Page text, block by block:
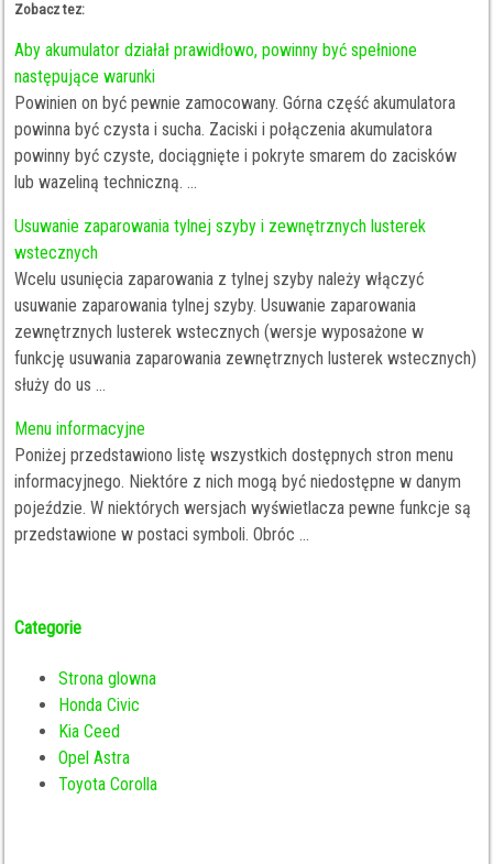
Zobacz tez:
Aby akumulator działał prawidłowo, powinny być spełnione
następujące warunki
Powinien on być pewnie zamocowany. Górna część akumulatora
powinna być czysta i sucha. Zaciski i połączenia akumulatora
powinny być czyste, dociągnięte i pokryte smarem do zacisków
lub wazeliną techniczną. ...
Usuwanie zaparowania tylnej szyby i zewnętrznych lusterek
wstecznych
Wcelu usunięcia zaparowania z tylnej szyby należy włączyć
usuwanie zaparowania tylnej szyby. Usuwanie zaparowania
zewnętrznych lusterek wstecznych (wersje wyposażone w
funkcję usuwania zaparowania zewnętrznych lusterek wstecznych)
służy do us ...
Menu informacyjne
Poniżej przedstawiono listę wszystkich dostępnych stron menu
informacyjnego. Niektóre z nich mogą być niedostępne w danym
pojeździe. W niektórych wersjach wyświetlacza pewne funkcje są
przedstawione w postaci symboli. Obróc ...
Categorie
Strona glowna
Honda Civic
Kia Ceed
Opel Astra
Toyota Corolla